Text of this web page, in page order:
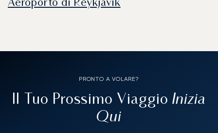
Aeroporto di Reykjavik
PRONTO A VOLARE?
Il Tuo Prossimo Viaggio Inizia
Qui